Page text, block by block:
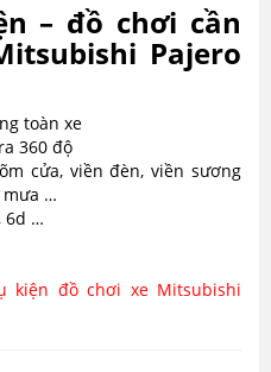
– đồ chơi cần
Pajero
toàn xe
360 độ
cửa, viền đèn, viền sương
mưa …
6d …
kiện đồ chơi xe Mitsubishi